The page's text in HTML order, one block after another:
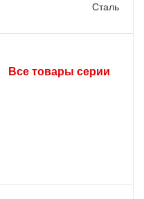
Сталь
Все товары серии